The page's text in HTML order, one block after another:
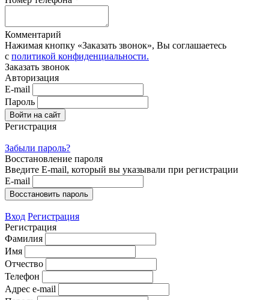
Комментарий
Нажимая кнопку «Заказать звонок», Вы соглашаетесь
с политикой конфиденциальности.
Заказать звонок
Авторизация
E-mail
Пароль
Регистрация
Забыли пароль?
Восстановление пароля
Введите E-mail, который вы указывали при регистрации
E-mail
Вход Регистрация
Регистрация
Фамилия
Имя
Отчество
Телефон
Адрес e-mail